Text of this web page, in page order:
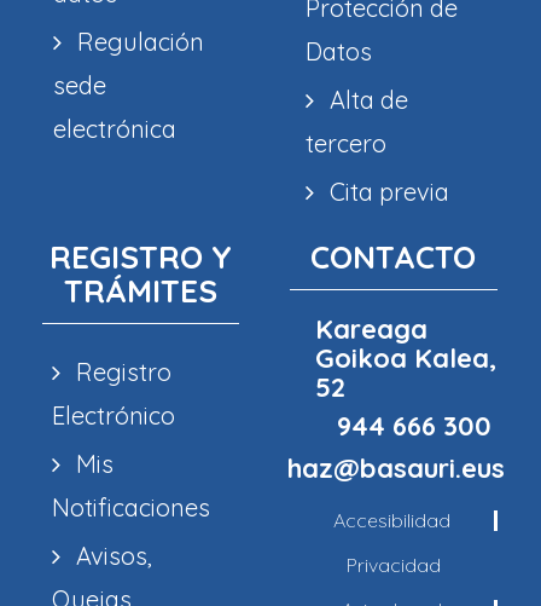
Regulación
sede
electrónica
Protección de
Datos
Alta de
tercero
Cita previa
REGISTRO Y
TRÁMITES
Registro
Electrónico
Mis
Notificaciones
Avisos,
Quejas,
CONTACTO
Kareaga
Goikoa Kalea,
52
944 666 300
haz@basauri.eus
Accesibilidad
Privacidad